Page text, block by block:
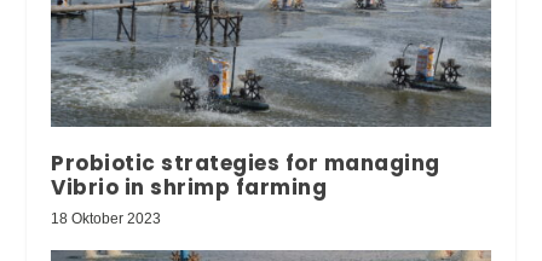
Probiotic strategies for managing
Vibrio in shrimp farming
18 Oktober 2023